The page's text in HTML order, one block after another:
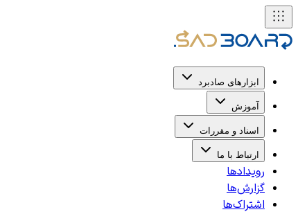
ابزارهای صادبرد
آموزش
اسناد و مقررات
ارتباط با ما
رویدادها
گزارش‌ها
اشتراک‌ها